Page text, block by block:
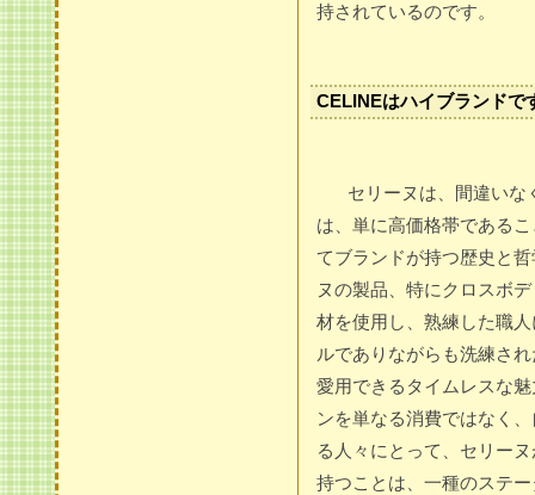
持されているのです。
CELINEはハイブランド
セリーヌは、間違いな
は、単に高価格帯である
てブランドが持つ歴史と
ヌの製品、特にクロスボ
材を使用し、熟練した職
ルでありながらも洗練さ
愛用できるタイムレスな
ンを単なる消費ではなく
る人々にとって、セリー
持つことは、一種のステ